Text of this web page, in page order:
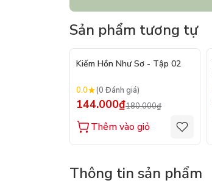
Sản phẩm tương tự
- 20%
Kiếm Hồn Như Sơ - Tập 02
0.0 (0 Đánh giá)
144.000₫180.000₫
Thêm vào giỏ
Thông tin sản phẩm